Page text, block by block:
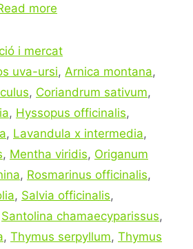
more
i mercat
uva-ursi, Arnica montana,
, Coriandrum sativum,
, Hyssopus officinalis,
, Lavandula x intermedia,
, Mentha viridis, Origanum
, Rosmarinus officinalis,
, Salvia officinalis,
Santolina chamaecyparissus,
, Thymus serpyllum, Thymus